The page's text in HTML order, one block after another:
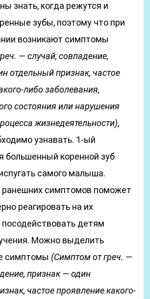
знать, когда режутся и
зубы, поэтому что при
возникают симптомы
— случай, совпадение,
отдельный признак, частое
либо заболевания,
состояния или нарушения
жизнедеятельности),
узнавать. 1-ый
большенный коренной зуб
самого малыша.
ранешних симптомов поможет
реагировать на их
посодействовать детям
Можно выделить
симптомы (Симптом от греч. —
признак — один
частое проявление какого-